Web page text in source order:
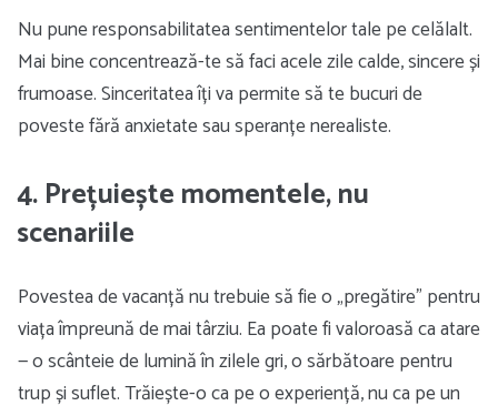
Nu pune responsabilitatea sentimentelor tale pe celălalt.
Mai bine concentrează-te să faci acele zile calde, sincere și
frumoase. Sinceritatea îți va permite să te bucuri de
poveste fără anxietate sau speranțe nerealiste.
4. Prețuiește momentele, nu
scenariile
Povestea de vacanță nu trebuie să fie o „pregătire” pentru
viața împreună de mai târziu. Ea poate fi valoroasă ca atare
— o scânteie de lumină în zilele gri, o sărbătoare pentru
trup și suflet. Trăiește-o ca pe o experiență, nu ca pe un